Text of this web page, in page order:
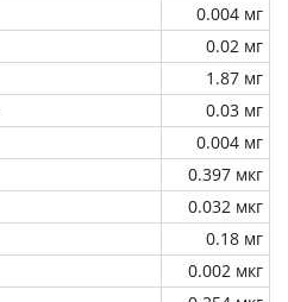
0.004 мг
0.02 мг
1.87 мг
0.03 мг
0.004 мг
0.397 мкг
0.032 мкг
0.18 мг
0.002 мкг